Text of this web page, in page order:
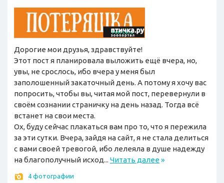
Дорогие мои друзья, здравствуйте!
Этот пост я планировала выложить ещё вчера, но,
увы, не срослось, ибо вчера у меня был
заполошенный закаточный день. А потому я хочу вас
попросить, чтобы вы, читая мой пост, перевернули в
своём сознании страничку на день назад. Тогда всё
встанет на свои места.
Ох, буду сейчас плакаться вам про то, что я пережила
за эти сутки. Вчера, зайдя на сайт, я не стала делиться
с вами своей тревогой, ибо лелеяла в душе надежду
на благополучный исход... Читать далее»
4 фотографии